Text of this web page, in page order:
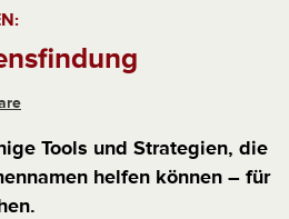
Tools und Strategien, die
helfen können – für